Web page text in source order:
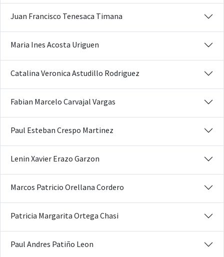
Juan Francisco Tenesaca Timana
Maria Ines Acosta Uriguen
Catalina Veronica Astudillo Rodriguez
Fabian Marcelo Carvajal Vargas
Paul Esteban Crespo Martinez
Lenin Xavier Erazo Garzon
Marcos Patricio Orellana Cordero
Patricia Margarita Ortega Chasi
Paul Andres Patiño Leon